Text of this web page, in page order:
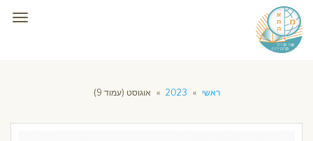
ראשי »
2023
» אוגוסט (עמוד 9)